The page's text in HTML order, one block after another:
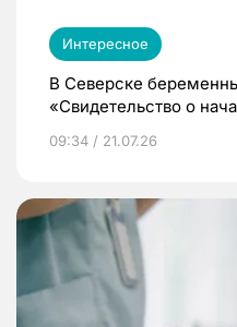
Интересное
В Северске
«Свидетельство о
09:34 / 21.07.26